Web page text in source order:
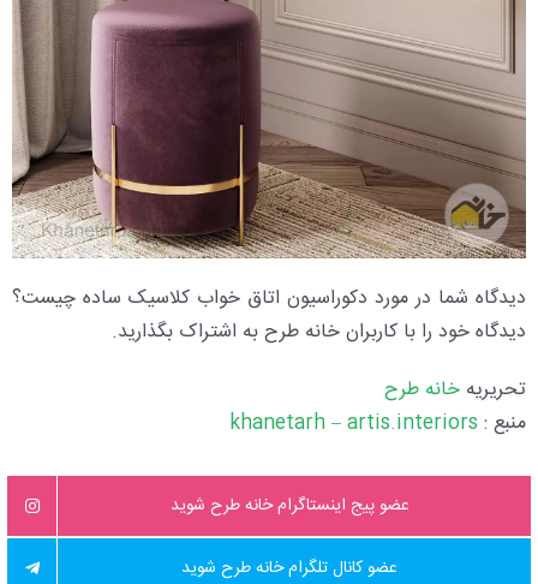
دیدگاه شما در مورد دکوراسیون اتاق خواب کلاسیک ساده چیست؟
دیدگاه خود را با کاربران خانه طرح به اشتراک بگذارید.
تحریریه خانه طرح
منبع :
عضو پیج اینستاگرام خانه طرح شوید
عضو کانال تلگرام خانه طرح شوید